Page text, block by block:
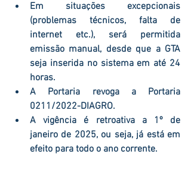
Em situações excepcionais
(problemas técnicos, falta de
internet etc.), será permitida
emissão manual, desde que a GTA
seja inserida no sistema em até 24
horas.
A Portaria revoga a Portaria
0211/2022-DIAGRO.
A vigência é retroativa a 1º de
janeiro de 2025, ou seja, já está em
efeito para todo o ano corrente.